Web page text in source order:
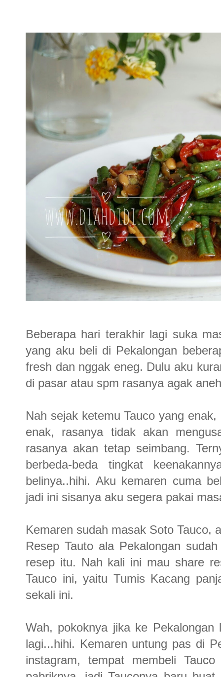
Beberapa hari terakhir lagi suka
yang aku beli di Pekalongan
fresh dan nggak eneg. Dulu aku
di pasar atau spm rasanya agak
Nah sejak ketemu Tauco yang
enak, rasanya tidak akan
rasanya akan tetap seimbang.
berbeda-beda tingkat
belinya..hihi. Aku kemaren cuma
jadi ini sisanya aku segera pakai
Kemaren sudah masak Soto Tauco,
Resep Tauto ala Pekalongan
resep itu. Nah kali ini mau share
Tauco ini, yaitu Tumis Kacang
sekali ini.
Wah, pokoknya jika ke
lagi...hihi. Kemaren untung pas di
instagram, tempat membeli